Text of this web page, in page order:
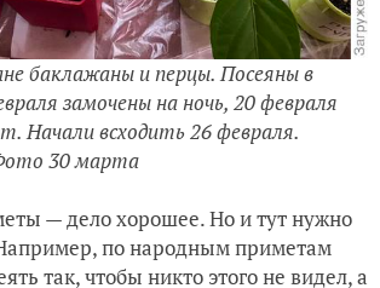
баклажаны и перцы. Посеяны в
замочены на ночь, 20 февраля
Начали всходить 26 февраля.
30 марта
— дело хорошее. Но и тут нужно
по народным приметам
так, чтобы никто этого не видел, а